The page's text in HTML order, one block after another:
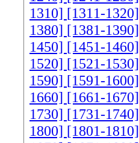
1310] [1311-1320]
1380] [1381-1390]
1450] [1451-1460]
1520] [1521-1530]
1590] [1591-1600]
1660] [1661-1670]
1730] [1731-1740]
1800] [1801-1810]